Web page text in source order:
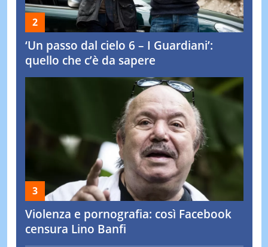
‘Un passo dal cielo 6 – I Guardiani’:
quello che c’è da sapere
Violenza e pornografia: così Facebook
censura Lino Banfi